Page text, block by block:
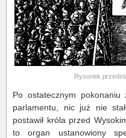
Rysunek
Po ostatecznym
parlamentu, nic już nie
postawił króla przed
to organ ustanowiony